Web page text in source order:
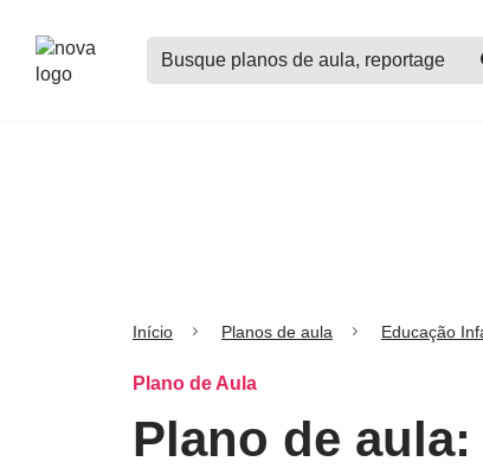
Buscar
planos
Início Planos de aula Educação
Plano de Aula
Plano de